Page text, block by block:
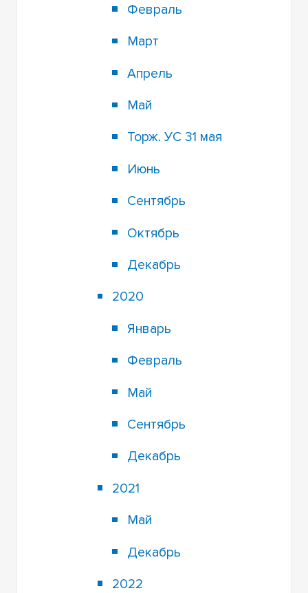
Февраль
Март
Апрель
Май
Торж. УС 31 мая
Июнь
Сентябрь
Октябрь
Декабрь
2020
Январь
Февраль
Май
Сентябрь
Декабрь
2021
Май
Декабрь
2022